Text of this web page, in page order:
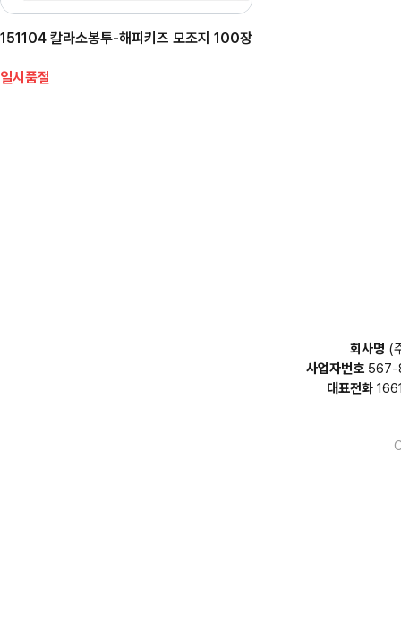
151104 칼라소봉투-해피키즈 모조지 100장
일시품절
회사명 (
사업자번호567-
대표전화